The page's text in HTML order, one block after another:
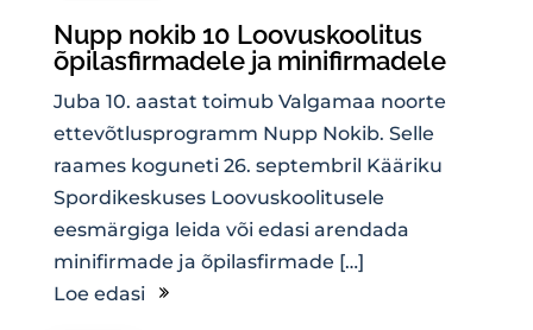
Nupp nokib 10 Loovuskoolitus
õpilasfirmadele ja minifirmadele
Juba 10. aastat toimub Valgamaa noorte
ettevõtlusprogramm Nupp Nokib. Selle
raames koguneti 26. septembril Kääriku
Spordikeskuses Loovuskoolitusele
eesmärgiga leida või edasi arendada
minifirmade ja õpilasfirmade […]
Loe edasi